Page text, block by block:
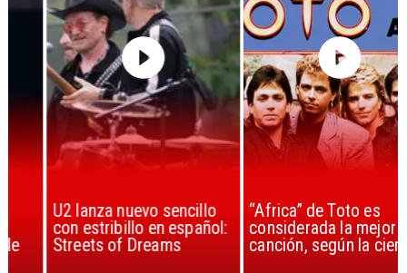
U2 lanza nuevo sencillo
con estribillo en español:
Streets of Dreams
“Africa” de Toto es
considerada la mejor
canción, según la ciencia